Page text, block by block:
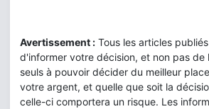
Avertissement : Tous les articles
d'informer votre décision, et non pas de
seuls à pouvoir décider du meilleur
votre argent, et quelle que soit la
celle-ci comportera un risque. Les